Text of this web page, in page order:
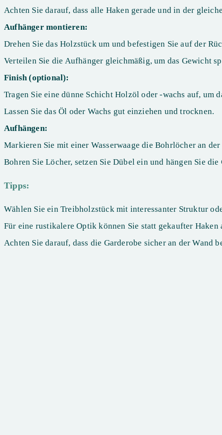
Achten Sie darauf, dass alle Haken gerade und in der
Aufhänger montieren:
Drehen Sie das Holzstück um und befestigen Sie auf der
Verteilen Sie die Aufhänger gleichmäßig, um das Gewicht
Finish (optional):
Tragen Sie eine dünne Schicht Holzöl oder -wachs auf, um
Lassen Sie das Öl oder Wachs gut einziehen und trocknen.
Aufhängen:
Markieren Sie mit einer Wasserwaage die Bohrlöcher an der
Bohren Sie Löcher, setzen Sie Dübel ein und hängen Sie die
Tipps:
Wählen Sie ein Treibholzstück mit interessanter Struktur
Für eine rustikalere Optik können Sie statt gekaufter
Achten Sie darauf, dass die Garderobe sicher an der Wand